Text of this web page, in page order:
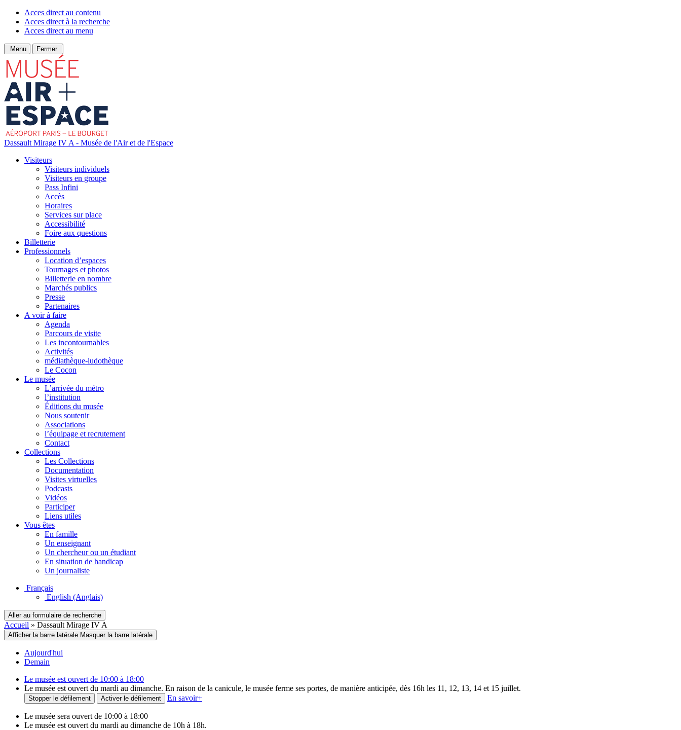
Acces direct au contenu
Acces direct à la recherche
Acces direct au menu
Menu Fermer
Dassault Mirage IV A - Musée de l'Air et de l'Espace
Visiteurs
Visiteurs individuels
Visiteurs en groupe
Pass Infini
Accès
Horaires
Services sur place
Accessibilité
Foire aux questions
Billetterie
Professionnels
Location d’espaces
Tournages et photos
Billetterie en nombre
Marchés publics
Presse
Partenaires
A voir à faire
Agenda
Parcours de visite
Les incontournables
Activités
médiathèque-ludothèque
Le Cocon
Le musée
L’arrivée du métro
l’institution
Éditions du musée
Nous soutenir
Associations
l’équipage et recrutement
Contact
Collections
Les Collections
Documentation
Visites virtuelles
Podcasts
Vidéos
Participer
Liens utiles
Vous êtes
En famille
Un enseignant
Un chercheur ou un étudiant
En situation de handicap
Un journaliste
Français
English (Anglais)
Aller au formulaire de recherche
Accueil » Dassault Mirage IV A
Afficher la barre latérale Masquer la barre latérale
Aujourd'hui
Demain
Le musée est ouvert de 10:00 à 18:00
Le musée est ouvert du mardi au dimanche. En raison de la canicule, le musée ferme ses portes, de manière anticipée, dès 16h les 11, 12, 13, 14 et 15 juillet.
Stopper le défilement Activer le défilement En savoir+
Le musée sera ouvert de 10:00 à 18:00
Le musée est ouvert du mardi au dimanche de 10h à 18h.